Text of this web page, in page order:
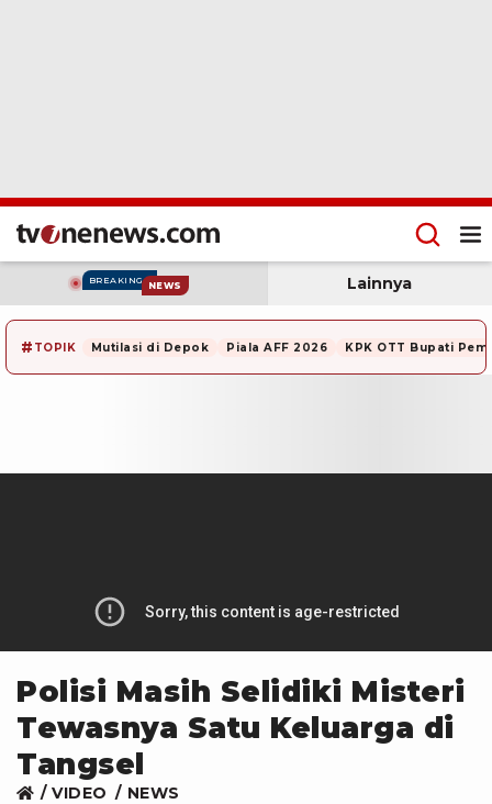
BREAKING NEWS Lainnya
# TOPIK Mutilasi di Depok Piala AFF 2026 KPK OTT Bupati
Polisi Masih Selidiki Misteri
Tewasnya Satu Keluarga di
Tangsel
VIDEO
NEWS